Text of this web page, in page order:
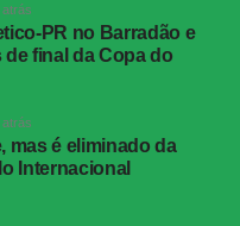
MG
Caxias do Sul (RS)
atrás
PR no Barradão e
final da Copa do
atrás
mas é eliminado da
Internacional